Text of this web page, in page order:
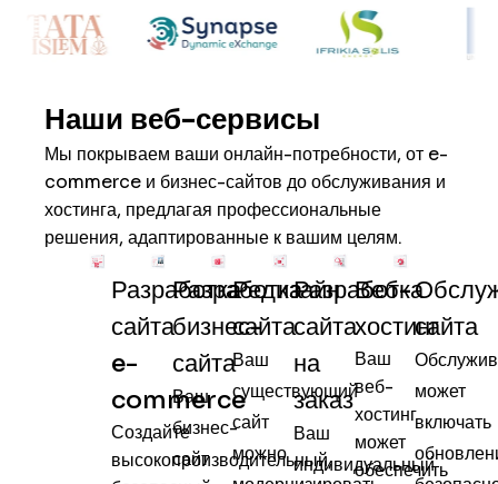
Наши веб-сервисы
Мы покрываем ваши онлайн-потребности, от e-
commerce и бизнес-сайтов до обслуживания и
хостинга, предлагая профессиональные
решения, адаптированные к вашим целям.
Разработка
сайта
e-
commerce
Создайте
высокопроизводительный,
Разработка
бизнес-
сайта
Ваш
бизнес-
сайт
Редизайн
сайта
Ваш
существующий
сайт
можно
Разработка
сайта
на
заказ
Ваш
индивидуальный
Веб-
хостинг
Ваш
веб-
хостинг
может
обеспечить
сайта
может
включать